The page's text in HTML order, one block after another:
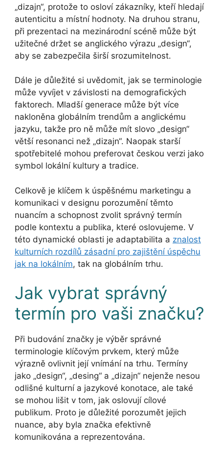
„dizajn“, protože to osloví zákazníky, kteří hledají
autenticitu a místní hodnoty. Na druhou stranu,
při prezentaci na mezinárodní scéně může být
užitečné držet se anglického výrazu „design“,
aby se zabezpečila širší srozumitelnost.
Dále je důležité si uvědomit, jak se terminologie
může vyvíjet v závislosti na demografických
faktorech. Mladší generace může být více
nakloněna globálním trendům a anglickému
jazyku, takže pro ně může mít slovo „design“
větší resonanci než „dizajn“. Naopak starší
spotřebitelé mohou preferovat českou verzi jako
symbol lokální kultury a tradice.
Celkově je klíčem k úspěšnému marketingu a
komunikaci v designu porozumění těmto
nuancím a schopnost zvolit správný termín
podle kontextu a publika, které oslovujeme. V
této dynamické oblasti je adaptabilita a znalost
kulturních rozdílů zásadní pro zajištění úspěchu
jak na lokálním, tak na globálním trhu.
Jak vybrat správný
termín pro vaši značku?
Při budování značky je výběr správné
terminologie klíčovým prvkem, který může
výrazně ovlivnit její vnímání na trhu. Termíny
jako „design“, „desing“ a „dizajn“ nejenže nesou
odlišné kulturní a jazykové konotace, ale také
se mohou lišit v tom, jak oslovují cílové
publikum. Proto je důležité porozumět jejich
nuance, aby byla značka efektivně
komunikována a reprezentována.